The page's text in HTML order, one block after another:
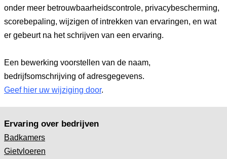
onder meer betrouwbaarheidscontrole, privacybescherming,
scorebepaling, wijzigen of intrekken van ervaringen, en wat
er gebeurt na het schrijven van een ervaring.
Een bewerking voorstellen van de naam,
bedrijfsomschrijving of adresgegevens.
Geef hier uw wijziging door.
Ervaring over bedrijven
Badkamers
Gietvloeren